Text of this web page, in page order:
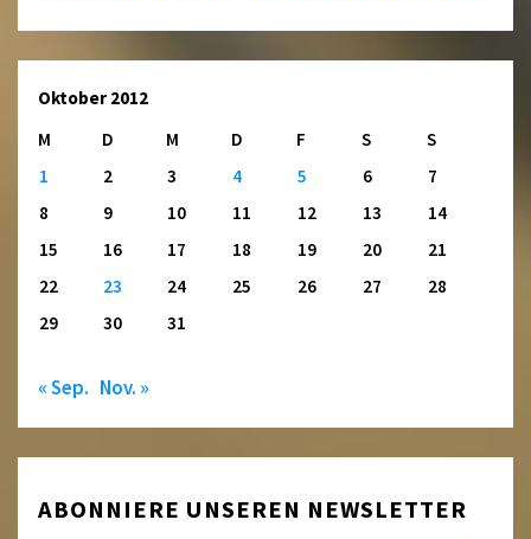
Oktober 2012
M
D M D F S
S
1
2 3 4 5 6
7
8
9 10 11 12 13
14
15
16 17 18 19 20
21
22
23 24 25 26 27
28
29
30 31
« Sep. Nov. »
ABONNIERE UNSEREN NEWSLETTER